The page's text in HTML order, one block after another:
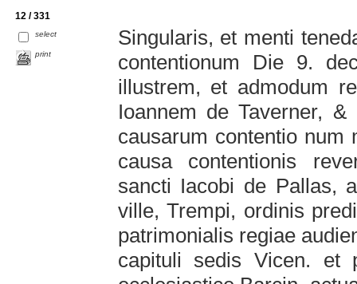
12 / 331
select
print
Singularis, et menti
contentionum Die 9.
illustrem, et admodum
Ioannem de Taverner,
causarum contentio num
causa contentionis
sancti Iacobi de Pallas,
ville, Trempi, ordinis
patrimonialis regiae
capituli sedis Vicen. et